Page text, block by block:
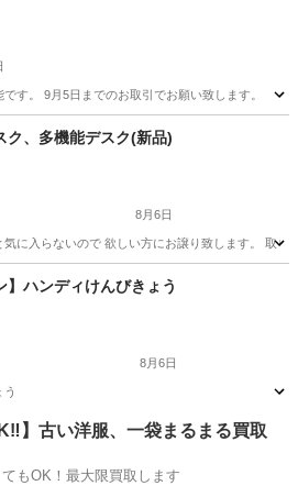
す。 9月5日までのお取引でお願い致します。
その他
ク、多機能デスク(新品)
8月6日
に入らないので 欲しい方にお譲り致します。 取り
その他
】ハンディけんびきょう
8月6日
その他】古い洋服、一袋まるまる買取
もOK！最大限買取します